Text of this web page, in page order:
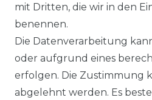
Wp Balkonkraftwerk
mit Speicher
NOAH 2000
NEXA 2000
PV-
Insel
10
8
mit Dritten, die wir in den
benennen.
Die Datenverarbeitung
oder aufgrund eines
erfolgen. Die Zustimmung
abgelehnt werden. Es